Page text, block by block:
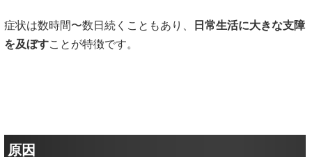
症状は数時間〜数日続くこともあり、
日常生活に大きな支障
を及ぼすことが特徴です。
原因